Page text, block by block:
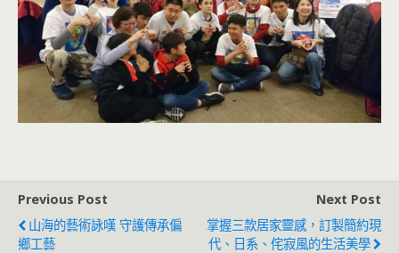
Previous Post
山海的藝術詠嘆 守護傳承偏
鄉工藝
Next Post
掌握三款居家靈感，訂製簡約現
代、日系、侘寂風的生活美學